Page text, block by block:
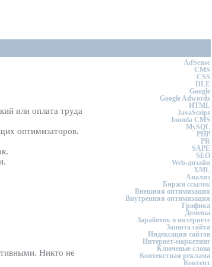
или оплата труда
оптимизаторов.
Никто не
AdSense
CMS
CSS
DLE
Google
Google Adwords
HTML
JavaScript
Joomla CMS
MySQL
PHP
PR
SAPE
SEO
Web-дизайн
XML
Анализ
Биржи ссылок
Внешняя оптимизация
Внутренняя оптимизация
Графика
Домены
Заработок в интернете
Защита сайта
Индексация сайтов
Интернет-маркетинг
Ключевые слова
Контекстная реклама
Контент